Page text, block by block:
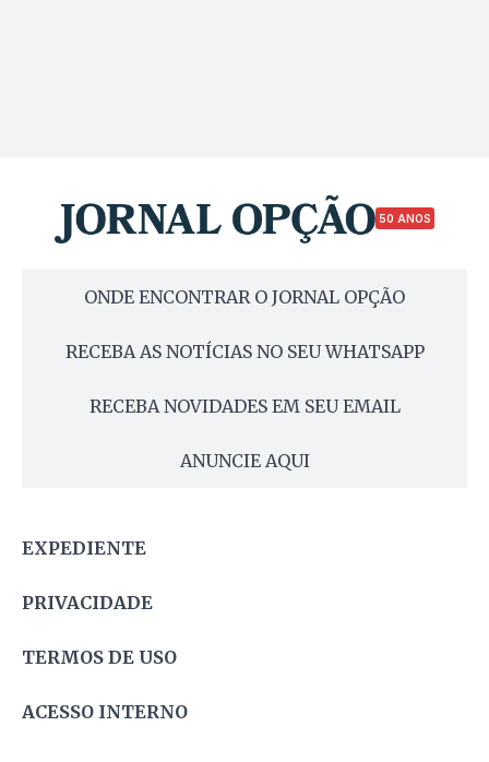
50 ANOS
ONDE ENCONTRAR O JORNAL OPÇÃO
RECEBA AS NOTÍCIAS NO SEU WHATSAPP
RECEBA NOVIDADES EM SEU EMAIL
ANUNCIE AQUI
EXPEDIENTE
PRIVACIDADE
TERMOS DE USO
ACESSO INTERNO